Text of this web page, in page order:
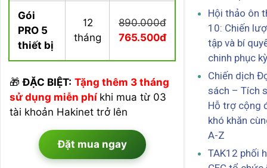
Gói
PRO 5
thiết bị
12
tháng
890.000đ
765.500đ
🎁ĐẶC BIỆT: Tặng thêm 3 tháng
sử dụng miễn phí khi mua từ 03
tài khoản Hakinet trở lên
Đặt mua ngay
Hội thảo ôn
10: Chiến
tập và bí
chinh phục
Chiến dịch
sách – Tích
Hỗ trợ cộng
khó khăn
A-Z
TAK12 phối